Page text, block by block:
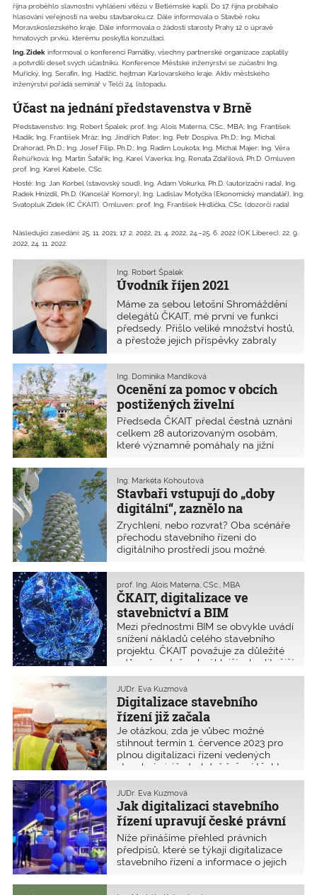
října proběhlo slavnostní vyhlášení vítězů v Betlémské kapli. Do 17. října probíhalo
hlasování veřejnosti na webu stavbaroku.cz. Dále informovala o Stavbě roku
Moravskoslezského kraje. Dále informovala o žádosti starosty Prahy 12 o úpravě
hmatových prvků, kterému poskytla konzultaci.
Ing. Zídek informoval o konferenci Památky, všechny partnerské organizace zaplatily
a potvrdili deset svých účastníků. Konference Městské inženýrství se zúčastní Ing.
Muřický, Ing. Serafín, Ing. Hadžić, hejtman Karlovarského kraje. Aktiv městského
inženýrství pořádá seminář v Telči 24. listopadu.
Účast na jednání představenstva v Brně
Představenstvo: Ing. Robert Špalek; prof. Ing. Alois Materna, CSc., MBA; Ing. František
Hladík; Ing. František Mráz; Ing. Jindřich Pater; Ing. Petr Dospiva, Ph.D.; Ing. Michal
Drahorád, Ph.D.; Ing. Josef Filip, Ph.D.; Ing. Radim Loukota; Ing. Michal Majer; Ing. Věra
Řehůřková; Ing. Martin Šafařík; Ing. Karel Vaverka; Ing. Renata Zdařilová, Ph.D. Omluven
prof. Ing. Karel Kabele, CSc.
Hosté: Ing. Jan Korbel (stavovský soud), Ing. Adam Vokurka, Ph.D. (autorizační rada), Ing.
Radek Hnízdil, Ph.D. (Kancelář Komory), Ing. Ladislav Motyčka (Ekonomický mandatář), Ing.
Svatopluk Zídek (IC ČKAIT). Omluven: prof. Ing. František Hrdlička, CSc. (dozorčí rada)
Následující zasedání: 25. 11. 2021; 17. 2. 2022, 21. 4. 2022, 24.–25. 6. 2022 (OK Liberec), 22. 9.
2022, 24. 11. 2022.
Úvodník říjen 2021
Ing. Robert Špalek
Máme za sebou letošní Shromáždění
delegátů ČKAIT, mé první ve funkci
předsedy. Přišlo veliké množství hostů,
a přestože jejich příspěvky zabraly
značnou dobu na začátku jednání,
byly určitě zajímavé. Základním
předpokladem pro dobré vztahy
s kýmkoliv je předpo
Ocenění za pomoc v obcích
postižených živelní
katastrofou
Ing. Dominika Mandíková
Předseda ČKAIT předal čestná uznání
celkem 28 autorizovaným osobám,
které významně pomáhaly na jižní
následků a řešení problémů
způsobených živelní katastrofou.
Slavnostním předáním byl zahájen 21.
ročník konference Inženýrs
Stavbaři vstupují do „doby
digitální“, zaznělo na
Inženýrském dni 2021
Ing. Markéta Kohoutová
Zrychlení, nebo rozvrat? Oba scénáře
přechodu stavebního řízení do
digitálního prostředí jsou možné.
profese obecně velmi vítají ústup od
tištěných výkresů. Vyzdvihují rovněž
přednosti informačního modelování
staveb (BIM) – nového, komplexního
přístupu ke stavbám. Zároveň však
odborná veřejnost upozorňuje na to,
že digitalizace stavebního řízení se
netýká jen projektantů, ale zasáhne do
poštovní korespondence nahradí v
rámci jakékoliv stavební dokumentace
elektronická komunikace a
elektronický oběh příslušných
podkladů a dokladů.
ČKAIT, digitalizace ve
stavebnictví a BIM
prof. Ing. Alois Materna, CSc., MBA
Mezi přednostmi BIM se obvykle uvádí
snížení nákladů celého stavebního
projektu. ČKAIT považuje za důležité
zdůrazňovat, že obsáhlejší a kvalitnější
dokumentace zpracovaná v BIM bude
finančně náročnější, ale k zásadní
úspoře dojde ve fázi provádění stavby
a zejména ve fázi udržování a provozu
stavby.
Digitalizace stavebního
řízení již začala
JUDr. Eva Kuzmová
Je otázkou, zda je vůbec možné
stihnout termín 1. července 2023 pro
plnou digitalizaci řízení vedených
stavebními úřady, když řešení těchto
záležitostí bude náročné nejen
technicky, ale i personálně.
Jak digitalizaci stavebního
řízení upravují české právní
předpisy?
JUDr. Eva Kuzmová
Níže přinášíme přehled právních
předpisů, které se týkají digitalizace
stavebního řízení a informace o jejich
případných sankcí pro projektanty za